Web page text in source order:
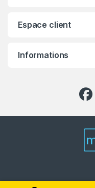
Espace client
Informations